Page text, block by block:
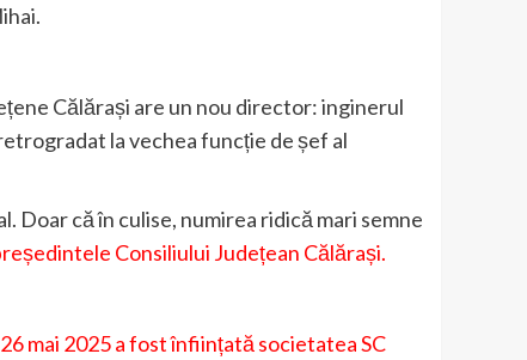
Călărași are un nou director: inginerul
la vechea funcție de șef al
Doar că în culise, numirea ridică mari semne
Consiliului Județean Călărași.
mai 2025 a fost înființată societatea SC